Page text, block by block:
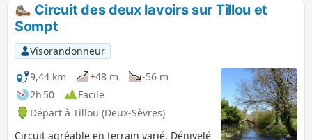
Circuit des deux lavoirs sur Tillou et
Sompt
Visorandonneur
9,44 km
+48 m
-56 m
2h 50
Facile
Départ à Tillou (Deux-Sèvres)
Circuit agréable en terrain varié. Dénivelé